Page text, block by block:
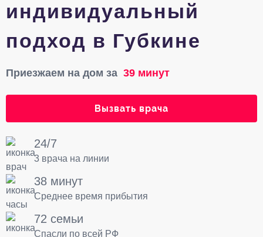
индивидуальный
подход в Губкине
Приезжаем на дом за 39 минут
Вызвать врача
24/7
3 врача на линии
38 минут
Среднее время прибытия
72 семьи
Спасли по всей РФ